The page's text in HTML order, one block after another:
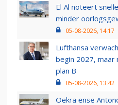
El Al noteert
minder
05-08-2026, 14:17
Lufthansa
begin 2027, maar
plan B
05-08-2026, 13:42
Oekraïense